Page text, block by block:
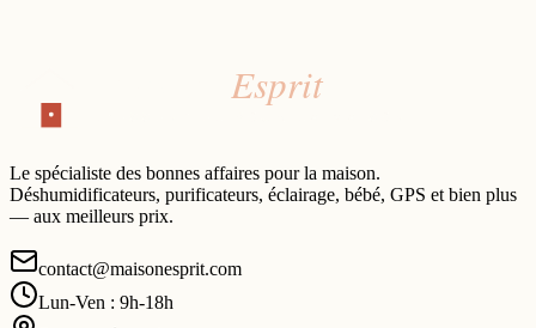
Le spécialiste des bonnes affaires pour la maison.
Déshumidificateurs, purificateurs, éclairage, bébé, GPS et bien plus
— aux meilleurs prix.
contact@maisonesprit.com
Lun-Ven : 9h-18h